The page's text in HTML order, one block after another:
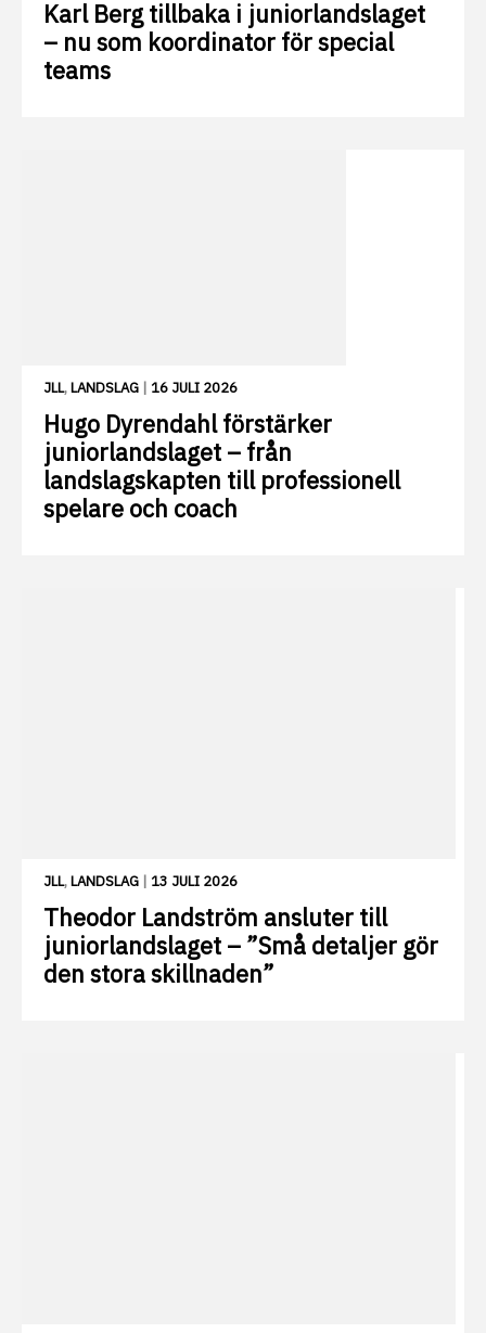
Karl Berg tillbaka i juniorlandslaget
– nu som koordinator för special
teams
JLL,LANDSLAG | 16 JULI 2026
Hugo Dyrendahl förstärker
juniorlandslaget – från
landslagskapten till professionell
spelare och coach
JLL,LANDSLAG | 13 JULI 2026
Theodor Landström ansluter till
juniorlandslaget – ”Små detaljer gör
den stora skillnaden”